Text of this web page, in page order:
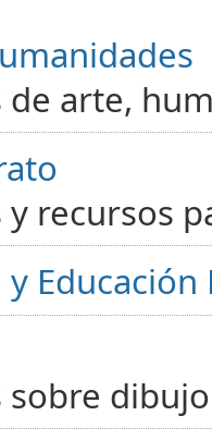
arte,
recursos
Educación
sobre